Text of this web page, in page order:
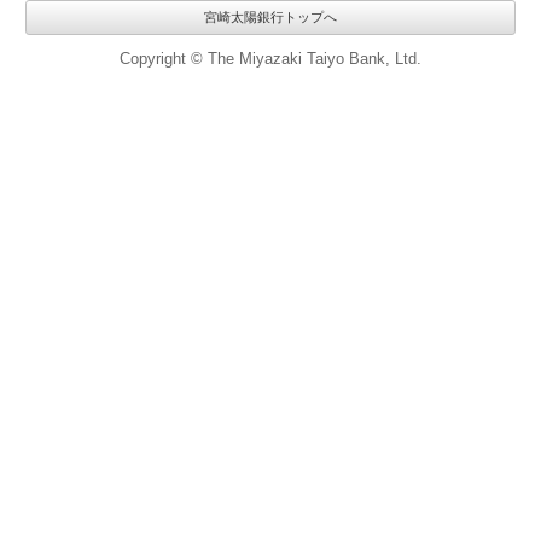
宮崎太陽銀行トップへ
Copyright © The Miyazaki Taiyo Bank, Ltd.